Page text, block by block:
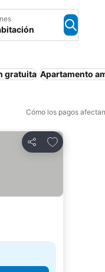
gratuita Apartamento
Cómo los pagos
Compartir
Agregar a